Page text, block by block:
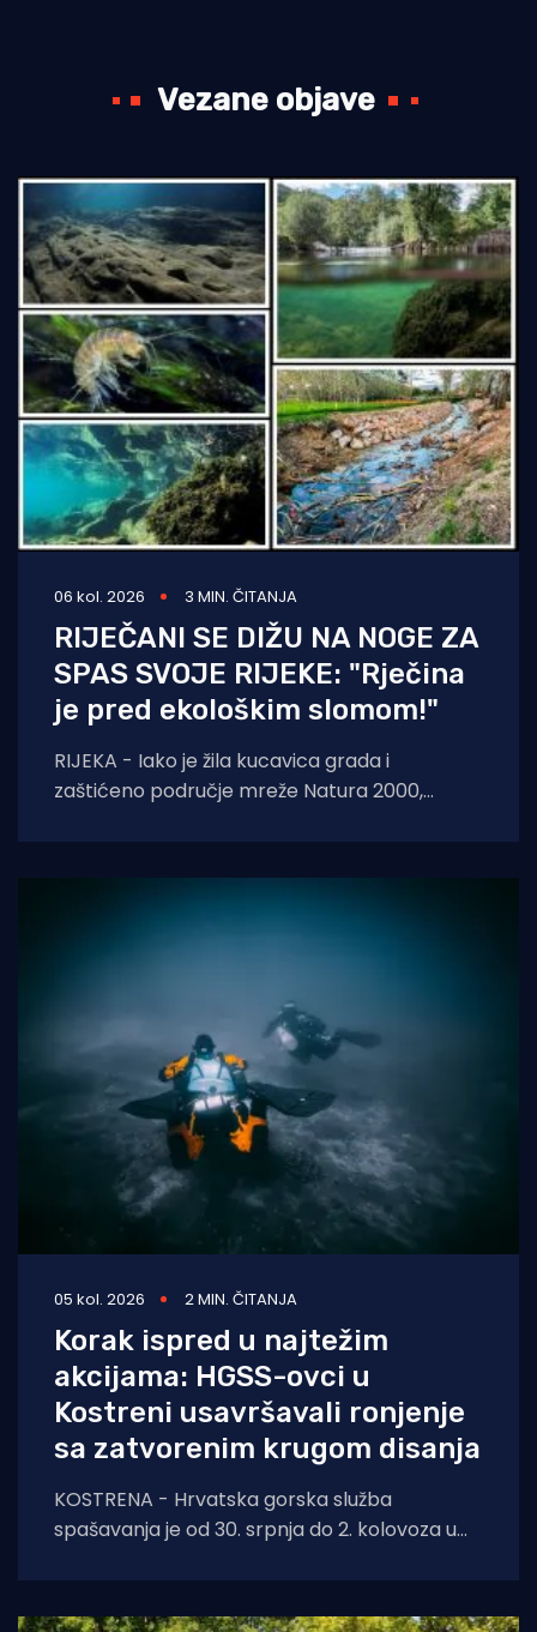
Vezane objave
06 kol. 2026 3 MIN. ČITANJA
RIJEČANI SE DIŽU NA NOGE ZA
SPAS SVOJE RIJEKE: "Rječina
je pred ekološkim slomom!"
RIJEKA - Iako je žila kucavica grada i
zaštićeno područje mreže Natura 2000,
05 kol. 2026 2 MIN. ČITANJA
Korak ispred u najtežim
akcijama: HGSS-ovci u
Kostreni usavršavali ronjenje
sa zatvorenim krugom disanja
KOSTRENA - Hrvatska gorska služba
spašavanja je od 30. srpnja do 2. kolovoza u